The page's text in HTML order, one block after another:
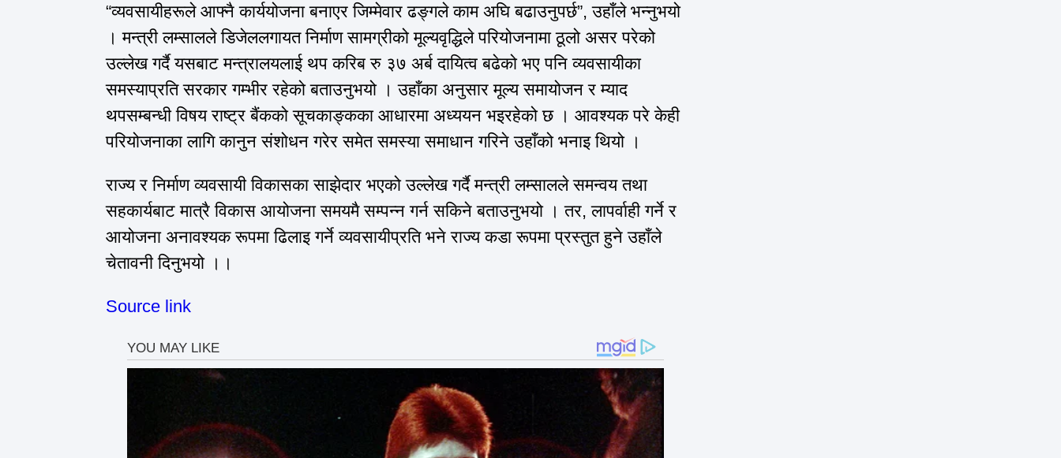
“व्यवसायीहरूलेआफ्नैकार्ययोजनाबनाएर जिम्मेवार ढङ्गले काम अघि बढाउनुपर्छ”,उहाँलेभन्नुभयो
। मन्त्री लम्साललेडिजेललगायतनिर्माण सामग्रीकोमूल्यवृद्धिलेपरियोजनामा ठूलो असर परेको
उल्लेख गर्दै यसबाट मन्त्रालयलाई थप करिब रु ३७ अर्ब दायित्व बढेको भए पनि व्यवसायीका
समस्याप्रतिसरकार गम्भीर रहेको बताउनुभयो ।उहाँकाअनुसारमूल्यसमायोजन र म्याद
थपसम्बन्धी विषय राष्ट्रबैंककोसूचकाङ्कका आधारमा अध्ययन भइरहेको छ । आवश्यक परे केही
परियोजनाका लागि कानुन संशोधन गरेर समेत समस्या समाधान गरिनेउहाँकोभनाइ थियो ।
राज्य र निर्माण व्यवसायी विकासका साझेदार भएको उल्लेख गर्दै मन्त्री लम्सालले समन्वयतथा
सहकार्यबाट मात्रै विकास आयोजना समयमै सम्पन्न गर्न सकिने बताउनुभयो । तर,लापर्वाहीगर्ने र
आयोजना अनावश्यक रूपमा ढिलाइ गर्नेव्यवसायीप्रतिभने राज्य कडा रूपमा प्रस्तुत हुनेउहाँले
चेतावनी दिनुभयो ।।
Source link